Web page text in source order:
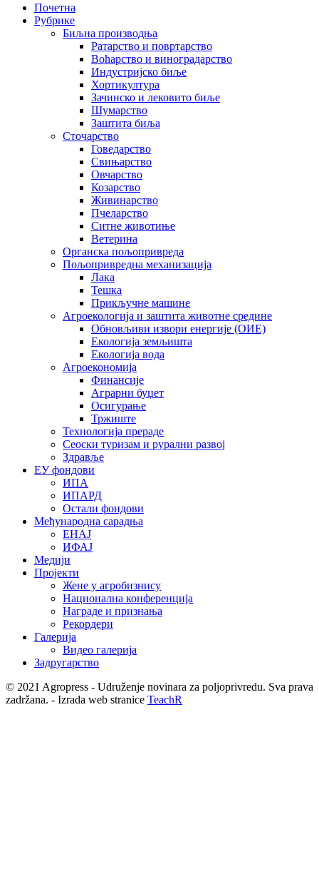
Почетна
Рубрике
Биљна производња
Ратарство и повртарство
Воћарство и виноградарство
Индустријско биље
Хортикултура
Зачинско и лековито биље
Шумарство
Заштита биља
Сточарство
Говедарство
Свињарство
Овчарство
Козарство
Живинарство
Пчеларство
Ситне животиње
Ветерина
Органска пољопривреда
Пољопривредна механизација
Лака
Тешка
Прикључне машине
Агроекологија и заштита животне средине
Обновљиви извори енергије (ОИЕ)
Екологија земљишта
Екологија вода
Агроекономија
Финансије
Аграрни буџет
Осигурање
Тржиште
Технологија прераде
Сеоски туризам и рурални развој
Здравље
ЕУ фондови
ИПА
ИПАРД
Остали фондови
Међународна сарадња
ЕНАЈ
ИФАЈ
Медији
Пројекти
Жене у агробизнису
Национална конференција
Награде и признања
Рекордери
Галерија
Видео галерија
Задругарство
© 2021 Agropress - Udruženje novinara za poljoprivredu. Sva prava
zadržana. - Izrada web stranice TeachR